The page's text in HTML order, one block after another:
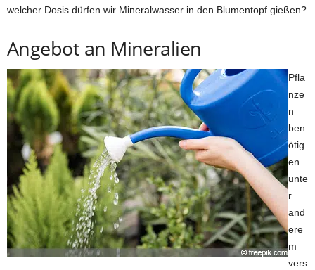
welcher Dosis dürfen wir Mineralwasser in den Blumentopf gießen?
Angebot an Mineralien
Pfla
nze
n
ben
ötig
en
unte
r
and
ere
m
vers